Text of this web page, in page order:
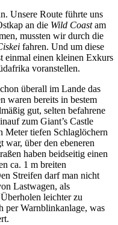
Unsere Route führte uns
an die Wild Coastam
mussten wir durch die
fahren. Und um diese
einmal einen kleinen Exkurs
voranstellen.
überall im Lande das
waren bereits in bestem
gut, selten befahrene
zum Giant’s Castle
Meter tiefen Schlaglöchern
war, über den ebeneren
haben beidseitig einen
ca. 1 m breiten
Streifen darf man nicht
Lastwagen, als
leichter zu
per Warnblinkanlage, was